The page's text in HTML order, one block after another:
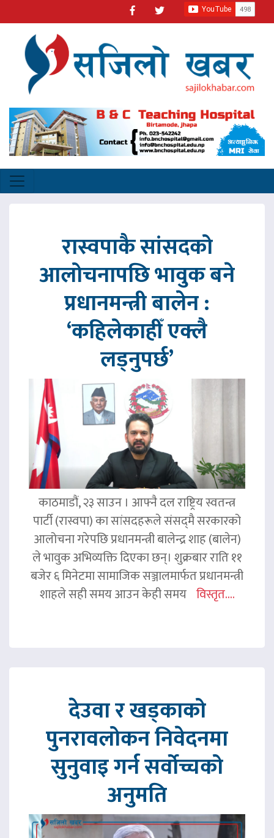
रास्वपाकै सांसदको
आलोचनापछि भावुक बने
प्रधानमन्त्री बालेन :
‘कहिलेकाहीँ एक्लै
लड्नुपर्छ’
काठमाडौं, २३ साउन । आफ्नै दल राष्ट्रिय स्वतन्त्र
पार्टी (रास्वपा) का सांसदहरूले संसद्‌मै सरकारको
आलोचना गरेपछि प्रधानमन्त्री बालेन्द्र शाह (बालेन)
ले भावुक अभिव्यक्ति दिएका छन्। शुक्रबार राति ११
बजेर ६ मिनेटमा सामाजिक सञ्जालमार्फत प्रधानमन्त्री
शाहले सही समय आउन केही समय विस्तृत....
देउवा र खड्काको
पुनरावलोकन निवेदनमा
सुनुवाइ गर्न सर्वोच्चको
अनुमति